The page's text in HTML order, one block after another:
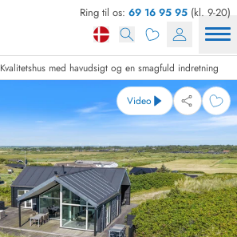
Ring til os: 69 16 95 95 (kl. 9-20)
Kvalitetshus med havudsigt og en smagfuld indretning
Video